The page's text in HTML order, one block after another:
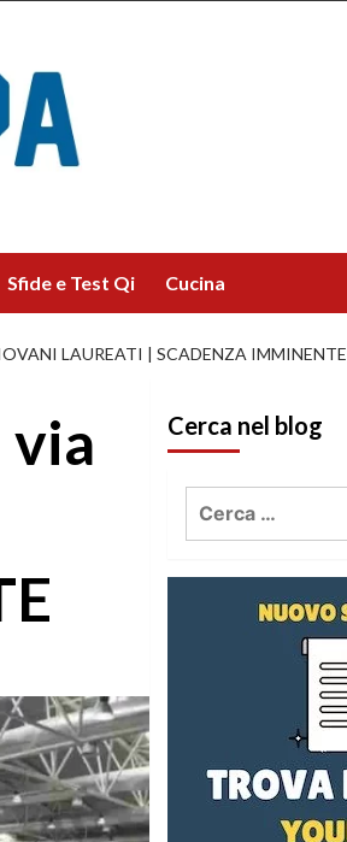
Sfide e Test Qi Cucina
LAUREATI | SCADENZA IMMINENTE
Cerca nel blog
Ricerca